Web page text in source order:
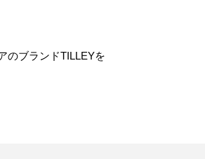
のブランドTILLEYを